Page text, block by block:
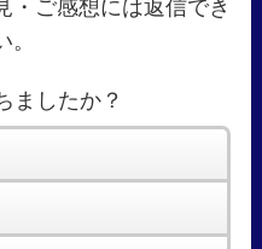
・ご感想には返信でき
ましたか？